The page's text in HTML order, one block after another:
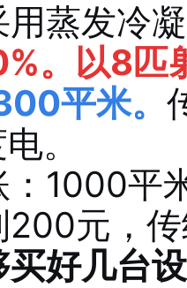
蒸发冷
。以8匹
平米。
。
：1000平
200元，
买好几台